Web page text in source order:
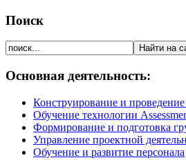
Поиск
Основная деятельность:
Конструирование и
Обучение технологии
Формирование и подготовка
Управление проектной
Обучение и развитие персонала